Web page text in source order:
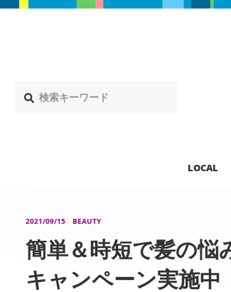
LOCAL
2021/09/15 BEAUTY
簡単＆時短で髪の悩
キャンペーン実施中